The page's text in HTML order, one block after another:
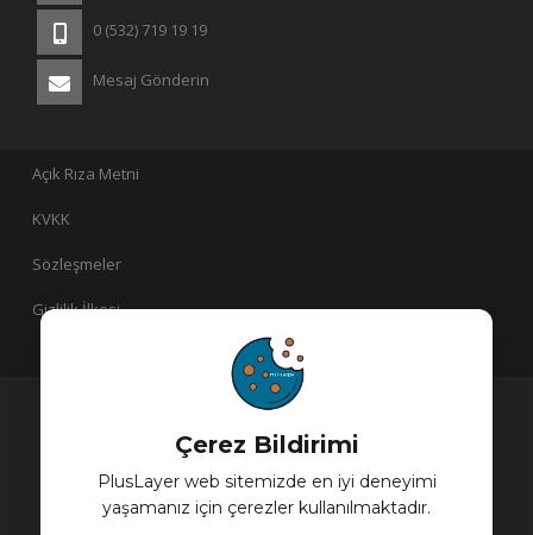
Çerez Bildirimi
PlusLayer web sitemizde en iyi deneyimi
yaşamanız için çerezler kullanılmaktadır.
0 (532) 719 19 19
Mesaj Gönderin
Açık Rıza Metni
KVKK
Sözleşmeler
Gizlilik İlkesi